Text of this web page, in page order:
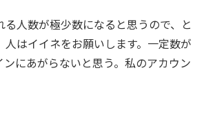
人数が極少数になると思うので、と
人はイイネをお願いします。一定数が
にあがらないと思う。私のアカウン